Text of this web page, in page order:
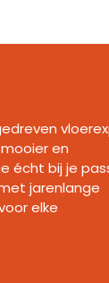
en
écht bij je
jarenlange
elke